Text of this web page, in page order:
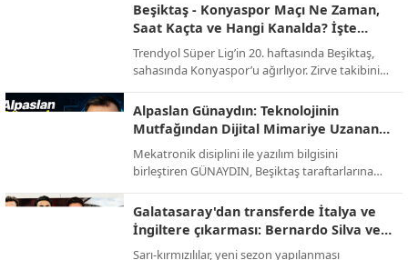
Beşiktaş - Konyaspor Maçı Ne Zaman,
Saat Kaçta ve Hangi Kanalda? İşte
Muhtemel 11'ler!
Trendyol Süper Lig’in 20. haftasında Beşiktaş,
sahasında Konyaspor’u ağırlıyor. Zirve takibini
sıralardan uzaklaşmayı hedefleyen yeşil-
beyazlıların randevusu öncesi tüm detaylar belli
oldu.
Alpaslan Günaydın: Teknolojinin
Mutfağından Dijital Mimariye Uzanan
Bir Başarı Hikayesi
Mekatronik disiplini ile yazılım bilgisini
birleştiren GÜNAYDIN, Beşiktaş taraftarlarına
platformunu baştan sona kendi emeğiyle
kodlayarak hayata geçirdi. Tasarımından
altyapısına kadar tüm teknik süreci üstlenen
Galatasaray'dan transferde İtalya ve
İngiltere çıkarması: Bernardo Silva ve
Bensebaini bombası!
Sarı-kırmızılılar, yeni sezon yapılanması